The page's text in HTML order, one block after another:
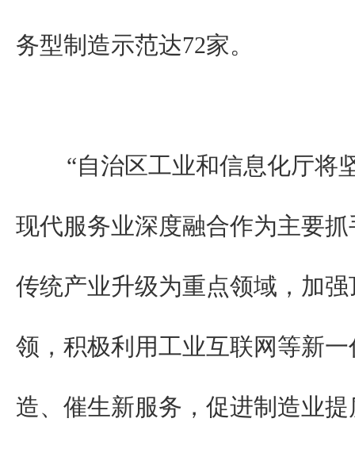
务型制造示范达72家。
“自治区工业和信息化厅将
现代服务业深度融合作为主要
传统产业升级为重点领域，加
领，积极利用工业互联网等新
造、催生新服务，促进制造业